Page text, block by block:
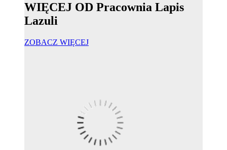
WIĘCEJ OD Pracownia Lapis
Lazuli
ZOBACZ WIĘCEJ